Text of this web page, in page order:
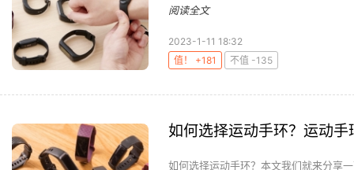
阅读全文
2023-1-11 18:32
值！ +181
不值 -135
如何选择运动手环？运动手
如何选择运动手环？本文我们就来分享